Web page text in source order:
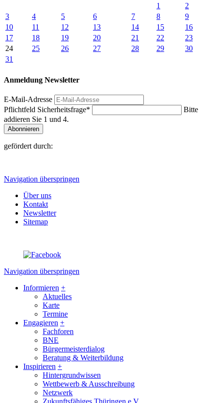
1
2
3
4 5 6 7 8
9
10
11 12 13 14 15
16
17
18 19 20 21 22
23
24
25 26 27 28 29
30
31
Anmeldung Newsletter
E-Mail-Adresse
Pflichtfeld Sicherheitsfrage*
Bitte
addieren Sie 1 und 4.
Abonnieren
gefördert durch:
Navigation überspringen
Über uns
Kontakt
Newsletter
Sitemap
Navigation überspringen
Informieren +
Aktuelles
Karte
Termine
Engagieren +
Fachforen
BNE
Bürgermeisterdialog
Beratung & Weiterbildung
Inspirieren +
Hintergrundwissen
Wettbewerb & Ausschreibung
Netzwerk
Zukunftsfähiges Thüringen e.V.